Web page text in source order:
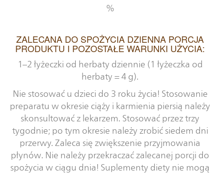
%
ZALECANA DO SPOŻYCIA DZIENNA PORCJA
PRODUKTU I POZOSTAŁE WARUNKI UŻYCIA:
1–2 łyżeczki od herbaty dziennie (1 łyżeczka od
herbaty = 4 g).
Nie stosować u dzieci do 3 roku życia! Stosowanie
preparatu w okresie ciąży i karmienia piersią należy
skonsultować z lekarzem. Stosować przez trzy
tygodnie; po tym okresie należy zrobić siedem dni
przerwy. Zaleca się zwiększenie przyjmowania
płynów. Nie należy przekraczać zalecanej porcji do
spożycia w ciągu dnia! Suplementy diety nie mogą